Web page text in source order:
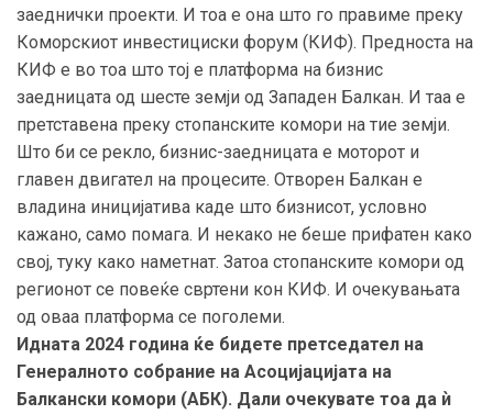
заеднички проекти. И тоа е она што го правиме преку
Коморскиот инвестициски форум (КИФ). Предноста на
КИФ е во тоа што тој е платформа на бизнис
заедницата од шесте земји од Западен Балкан. И таа е
претставена преку стопанските комори на тие земји.
Што би се рекло, бизнис-заедницата е моторот и
главен двигател на процесите. Отворен Балкан е
владина иницијатива каде што бизнисот, условно
кажано, само помага. И некако не беше прифатен како
свој, туку како наметнат. Затоа стопанските комори од
регионот се повеќе свртени кон КИФ. И очекувањата
од оваа платформа се поголеми.
Идната 2024 година ќе бидете претседател на
Генералното собрание на Асоцијацијата на
Балкански комори (АБК). Дали очекувате тоа да ѝ